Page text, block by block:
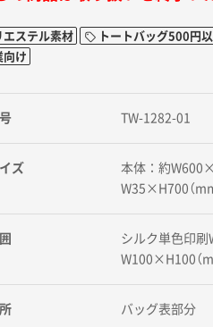
エステル素材 トートバッグ500円
向け
TW-1282-01
ズ
本体：約
W35×H700（mm
シルク単色印刷
W100×H100（
バッグ表部分